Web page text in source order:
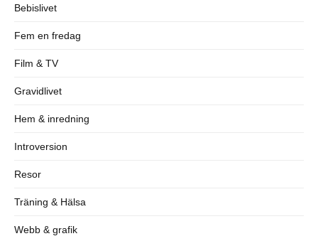
Bebislivet
Fem en fredag
Film & TV
Gravidlivet
Hem & inredning
Introversion
Resor
Träning & Hälsa
Webb & grafik